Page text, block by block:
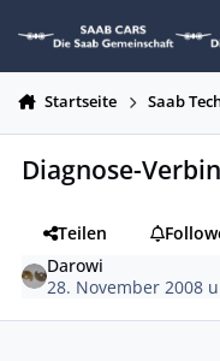
Startseite Saab
Diagnose-
Teilen
Darowi
28. November 2008